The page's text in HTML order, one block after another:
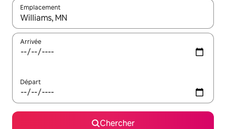
Emplacement
Quand les résultats sont affichés, parcourez-les en utilisant
Arrivée
Départ
Chercher